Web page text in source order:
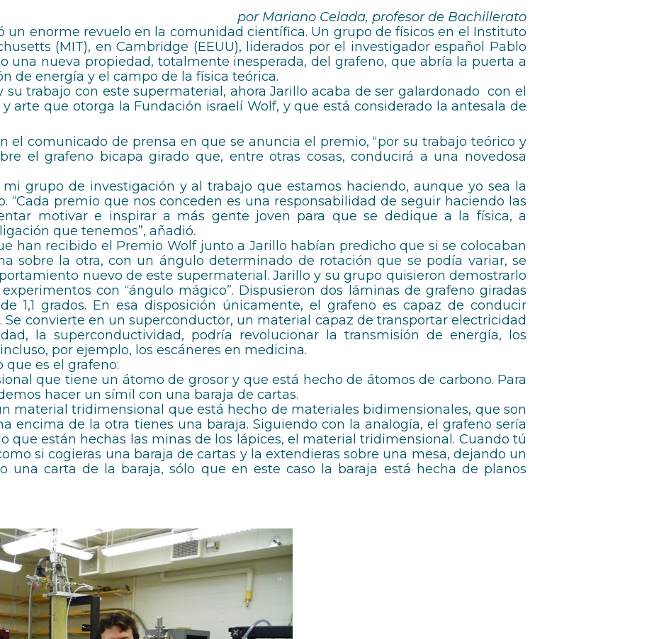
por Mariano Celada, profesor de Bachillerato
un enorme revuelo en la comunidad científica. Un grupo de físicos en el Instituto
(MIT), en Cambridge (EEUU), liderados por el investigador español Pablo
una nueva propiedad, totalmente inesperada, del grafeno, que abría la puerta a
de energía y el campo de la física teórica.
su trabajo con este supermaterial, ahora Jarillo acaba de ser galardonado con el
arte que otorga la Fundación israelí Wolf, y que está considerado la antesala de
el comunicado de prensa en que se anuncia el premio, “por su trabajo teórico y
el grafeno bicapa girado que, entre otras cosas, conducirá a una novedosa
grupo de investigación y al trabajo que estamos haciendo, aunque yo sea la
“Cada premio que nos conceden es una responsabilidad de seguir haciendo las
motivar e inspirar a más gente joven para que se dedique a la física, a
que tenemos”, añadió.
han recibido el Premio Wolf junto a Jarillo habían predicho que si se colocaban
sobre la otra, con un ángulo determinado de rotación que se podía variar, se
nuevo de este supermaterial. Jarillo y su grupo quisieron demostrarlo
con “ángulo mágico”. Dispusieron dos láminas de grafeno giradas
1,1 grados. En esa disposición únicamente, el grafeno es capaz de conducir
Se convierte en un superconductor, un material capaz de transportar electricidad
la superconductividad, podría revolucionar la transmisión de energía, los
por ejemplo, los escáneres en medicina.
que es el grafeno:
que tiene un átomo de grosor y que está hecho de átomos de carbono. Para
hacer un símil con una baraja de cartas.
material tridimensional que está hecho de materiales bidimensionales, que son
encima de la otra tienes una baraja. Siguiendo con la analogía, el grafeno sería
que están hechas las minas de los lápices, el material tridimensional. Cuando tú
si cogieras una baraja de cartas y la extendieras sobre una mesa, dejando un
una carta de la baraja, sólo que en este caso la baraja está hecha de planos